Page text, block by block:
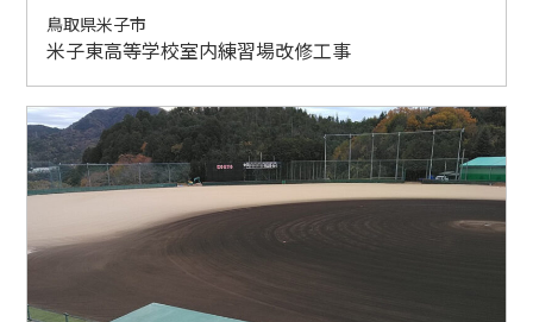
鳥取県米子市
米子東高等学校室内練習場改修工事